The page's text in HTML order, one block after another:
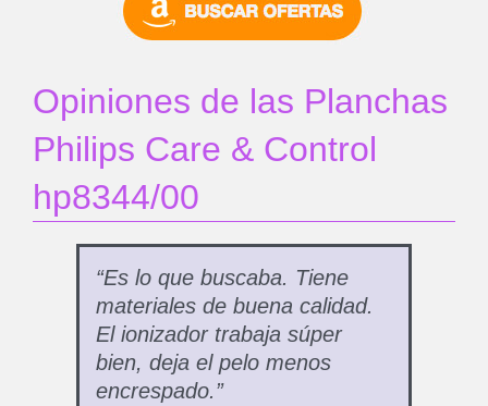
Opiniones de las Planchas
Philips Care & Control
hp8344/00
“Es lo que buscaba. Tiene
materiales de buena calidad.
El ionizador trabaja súper
bien, deja el pelo menos
encrespado.”